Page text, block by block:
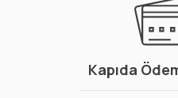
Kapıda